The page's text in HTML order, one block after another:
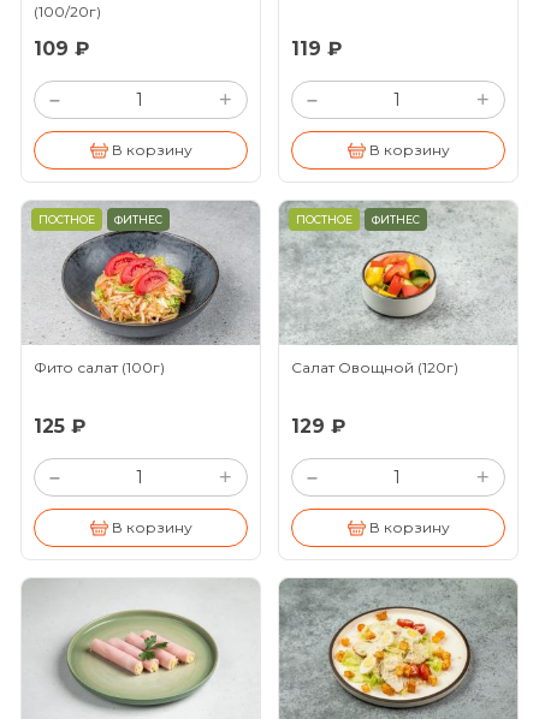
(100/20г)
109 ₽
– +
В корзину
119 ₽
– +
В корзину
ПОСТНОЕ ФИТНЕС
Фито салат (100г)
125 ₽
– +
В корзину
ПОСТНОЕ ФИТНЕС
Салат Овощной (120г)
129 ₽
– +
В корзину